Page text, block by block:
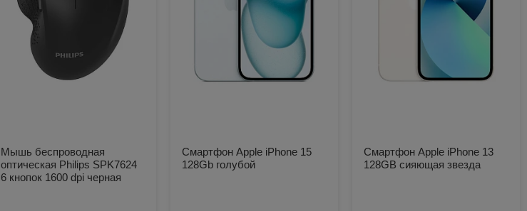
Мышь беспроводная
оптическая Philips SPK7624
6 кнопок 1600 dpi черная
Смартфон Apple iPhone 15
128Gb голубой
Смартфон Apple iPhone 13
128GB сияющая звезда